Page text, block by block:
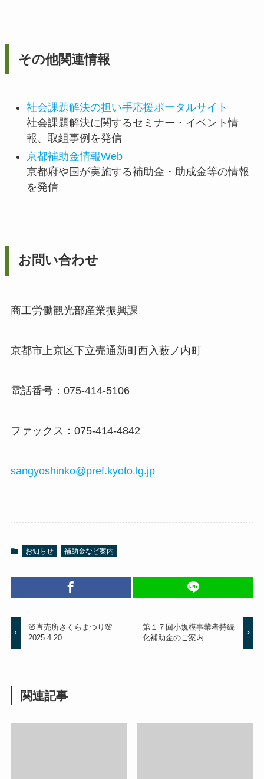
その他関連情報
社会課題解決の担い手応援ポータルサイト
社会課題解決に関するセミナー・イベント情
報、取組事例を発信
京都補助金情報Web
京都府や国が実施する補助金・助成金等の情報
を発信
お問い合わせ
商工労働観光部産業振興課
京都市上京区下立売通新町西入薮ノ内町
電話番号：075-414-5106
ファックス：075-414-4842
sangyoshinko@pref.kyoto.lg.jp
お知らせ 補助金など案内
🌸直売所さくらまつり🌸
2025.4.20
第１７回小規模事業者持続
化補助金のご案内
関連記事